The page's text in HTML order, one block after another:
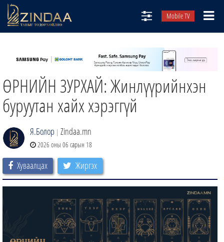
Mobile TV
ТВ8
ӨГЛӨӨНИЙ СОНИН
ЗИНДАА СЭТГҮҮЛ
ӨРНИЙН ЗУРХАЙ: Жинлүүрийнхэн
буруутан хайх хэрэггүй
Я.Болор | Zindaa.mn
2026 оны 06 сарын 18
Хуваалцах Жиргэх